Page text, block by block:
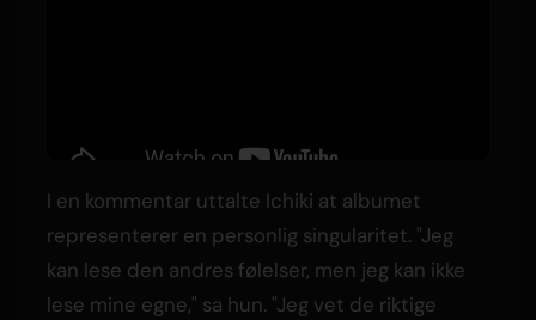
I en kommentar uttalte Ichiki at albumet
representerer en personlig singularitet. "Jeg
kan lese den andres følelser, men jeg kan ikke
lese mine egne," sa hun. "Jeg vet de riktige